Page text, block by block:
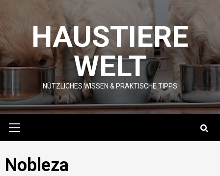
content HAUSTIERE
WELT
NÜTZLICHES WISSEN & PRAKTISCHE TIPPS
Menu
Nobleza